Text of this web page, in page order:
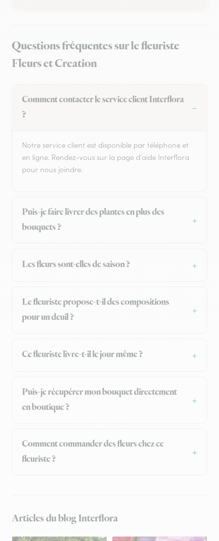
Questions fréquentes sur le fleuriste
Fleurs et Creation
Comment contacter le service client Interflora
?
Notre service client est disponible par téléphone et
en ligne. Rendez-vous sur la page d'aide Interflora
pour nous joindre.
Puis-je faire livrer des plantes en plus des
bouquets ?
Les fleurs sont-elles de saison ?
Le fleuriste propose-t-il des compositions
pour un deuil ?
Ce fleuriste livre-t-il le jour même ?
Puis-je récupérer mon bouquet directement
en boutique ?
Comment commander des fleurs chez ce
fleuriste ?
Articles du blog Interflora